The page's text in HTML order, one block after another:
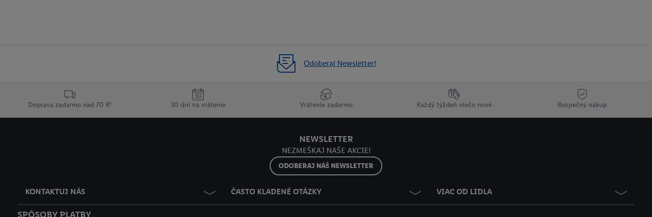
Odoberaj Newsletter!
Doprava zadarmo nad 70 €¹ 30 dní na vrátenie Vrátenie zadarmo Každý týždeň niečo nové Bezpečný nákup
NEWSLETTER
NEZMEŠKAJ NAŠE AKCIE!
ODOBERAJ NÁŠ NEWSLETTER
KONTAKTUJ NÁS ČASTO KLADENÉ OTÁZKY VIAC OD LIDLA
SPÔSOBY PLATBY